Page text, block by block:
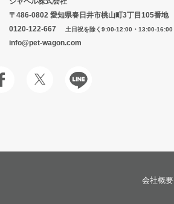
〒486-0802 愛知県春日井市桃山町3丁目105番地
0120-122-667 土日祝を除く9:00-12:00・13:00-16:00
info@pet-wagon.com
会社概要